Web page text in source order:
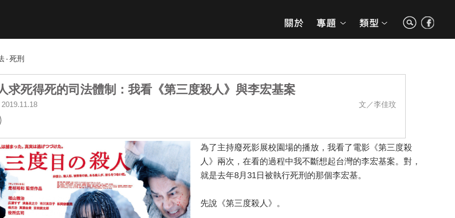
死刑
求死得死的司法體制：我看《第三度殺人》與李宏基案
2019.11.18 文／李佳玟
為了主持廢死影展校園場的播放，我看了電影《第三度殺
人》兩次，在看的過程中我不斷想起台灣的李宏基案。對，
就是去年8月31日被執行死刑的那個李宏基。
先說《第三度殺人》。